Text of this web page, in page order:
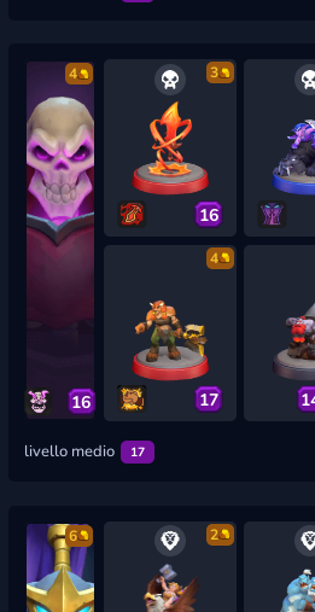
4
16
3
16
4
17
livello medio 17
6 2